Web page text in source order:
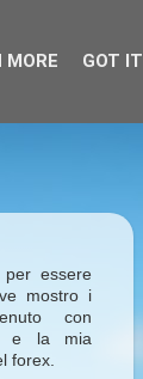
essere
mostro i
con
e la mia
forex.
MORE GOT IT